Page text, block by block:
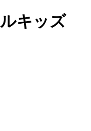
キッズ